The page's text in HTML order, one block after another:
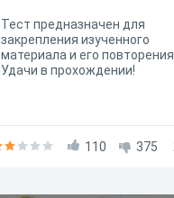
Тест предназначен для
закрепления изученного
материала и его повторения.
Удачи в прохождении!
110 375